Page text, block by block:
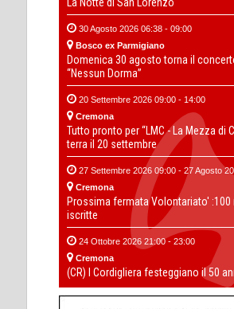
La Notte di San Lorenzo
30 Agosto 2026 06:38 - 09:00
Bosco ex Parmigiano
Domenica 30 agosto torna il
“Nessun Dorma”
20 Settembre 2026 09:00 - 14:00
Cremona
Tutto pronto per “LMC - La Mezza di
terra il 20 settembre
27 Settembre 2026 09:00 - 27 Agosto
Cremona
Prossima fermata Volontariato' :100
iscritte
24 Ottobre 2026 21:00 - 23:00
Cremona
(CR) I Cordigliera festeggiano il 50